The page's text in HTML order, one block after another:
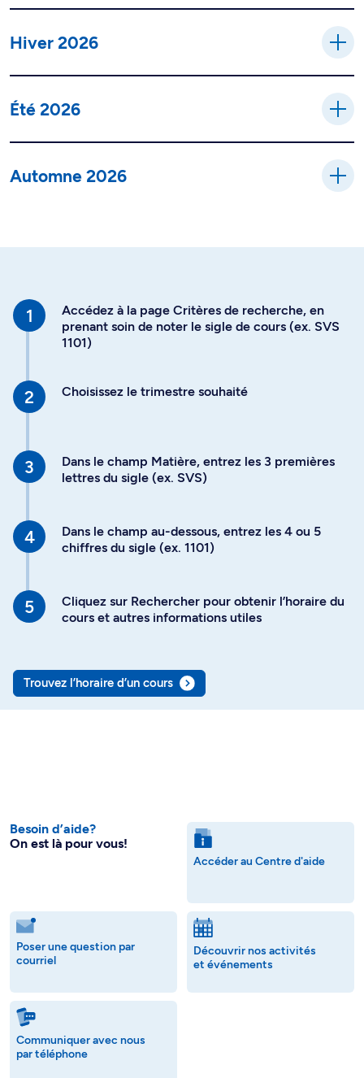
Hiver 2026
Été 2026
Automne 2026
Accédez à la page Critères de recherche, en
prenant soin de noter le sigle de cours (ex. SVS
1101)
Choisissez le trimestre souhaité
Dans le champ Matière, entrez les 3 premières
lettres du sigle (ex. SVS)
Dans le champ au-dessous, entrez les 4 ou 5
chiffres du sigle (ex. 1101)
Cliquez sur Rechercher pour obtenir l’horaire du
cours et autres informations utiles
Trouvez l’horaire d’un cours
Besoin d’aide?
On est là pour vous!
Accéder au Centre d'aide
Poser une question par
courriel
Découvrir nos activités
et événements
Communiquer avec nous
par téléphone